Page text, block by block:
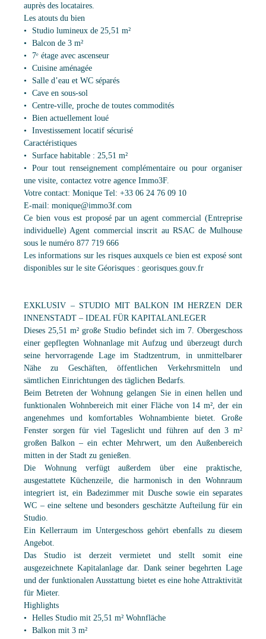
auprès des locataires.
Les atouts du bien
Studio lumineux de 25,51 m²
Balcon de 3 m²
7ᵉ étage avec ascenseur
Cuisine aménagée
Salle d’eau et WC séparés
Cave en sous-sol
Centre-ville, proche de toutes commodités
Bien actuellement loué
Investissement locatif sécurisé
Caractéristiques
Surface habitable : 25,51 m²
Pour tout renseignement complémentaire ou pour organiser
une visite, contactez votre agence Immo3F.
Votre contact: Monique Tel: +33 06 24 76 09 10
E-mail: monique@immo3f.com
Ce bien vous est proposé par un agent commercial (Entreprise
individuelle) Agent commercial inscrit au RSAC de Mulhouse
sous le numéro 877 719 666
Les informations sur les risques auxquels ce bien est exposé sont
disponibles sur le site Géorisques : georisques.gouv.fr
EXKLUSIV – STUDIO MIT BALKON IM HERZEN DER
INNENSTADT – IDEAL FÜR KAPITALANLEGER
Dieses 25,51 m² große Studio befindet sich im 7. Obergeschoss
einer gepflegten Wohnanlage mit Aufzug und überzeugt durch
seine hervorragende Lage im Stadtzentrum, in unmittelbarer
Nähe zu Geschäften, öffentlichen Verkehrsmitteln und
sämtlichen Einrichtungen des täglichen Bedarfs.
Beim Betreten der Wohnung gelangen Sie in einen hellen und
funktionalen Wohnbereich mit einer Fläche von 14 m², der ein
angenehmes und komfortables Wohnambiente bietet. Große
Fenster sorgen für viel Tageslicht und führen auf den 3 m²
großen Balkon – ein echter Mehrwert, um den Außenbereich
mitten in der Stadt zu genießen.
Die Wohnung verfügt außerdem über eine praktische,
ausgestattete Küchenzeile, die harmonisch in den Wohnraum
integriert ist, ein Badezimmer mit Dusche sowie ein separates
WC – eine seltene und besonders geschätzte Aufteilung für ein
Studio.
Ein Kellerraum im Untergeschoss gehört ebenfalls zu diesem
Angebot.
Das Studio ist derzeit vermietet und stellt somit eine
ausgezeichnete Kapitalanlage dar. Dank seiner begehrten Lage
und der funktionalen Ausstattung bietet es eine hohe Attraktivität
für Mieter.
Highlights
Helles Studio mit 25,51 m² Wohnfläche
Balkon mit 3 m²